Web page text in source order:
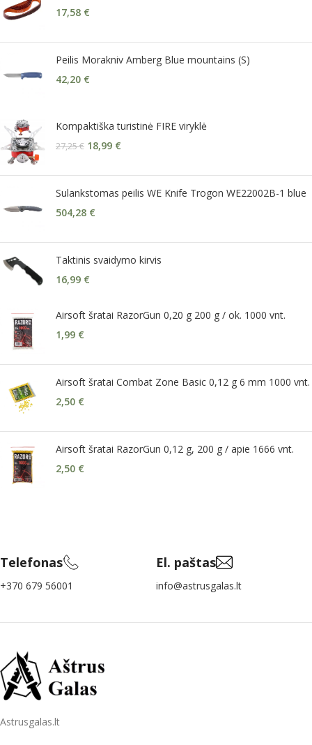
17,58 €
Peilis Morakniv Amberg Blue mountains (S)
42,20 €
Kompaktiška turistinė FIRE viryklė
27,25€ 18,99 €
Sulankstomas peilis WE Knife Trogon WE22002B-1 blue
504,28 €
Taktinis svaidymo kirvis
16,99 €
Airsoft šratai RazorGun 0,20 g 200 g / ok. 1000 vnt.
1,99 €
Airsoft šratai Combat Zone Basic 0,12 g 6 mm 1000 vnt.
2,50 €
Airsoft šratai RazorGun 0,12 g, 200 g / apie 1666 vnt.
2,50 €
Telefonas
+370 679 56001
El. paštas
info@astrusgalas.lt
Astrusgalas.lt